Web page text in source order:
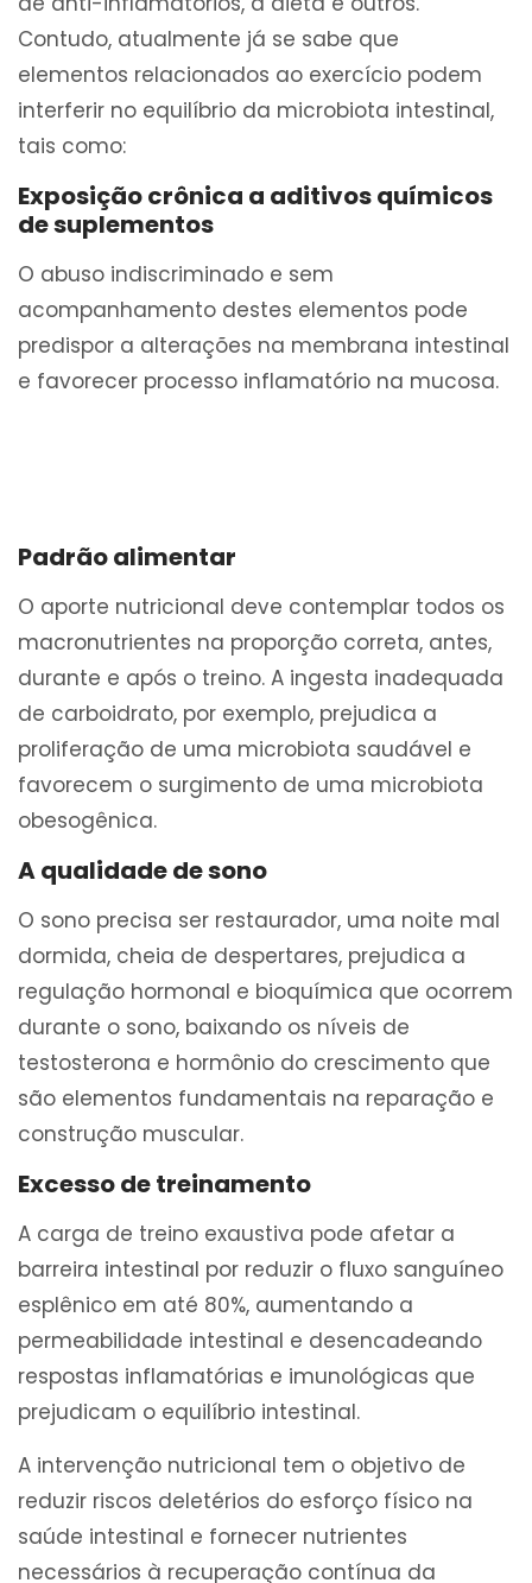
Contudo, atualmente já se sabe que
elementos relacionados ao exercício podem
interferir no equilíbrio da microbiota intestinal,
tais como:
Exposição crônica a aditivos químicos
de suplementos
O abuso indiscriminado e sem
acompanhamento destes elementos pode
predispor a alterações na membrana intestinal
e favorecer processo inflamatório na mucosa.
Padrão alimentar
O aporte nutricional deve contemplar todos os
macronutrientes na proporção correta, antes,
durante e após o treino. A ingesta inadequada
de carboidrato, por exemplo, prejudica a
proliferação de uma microbiota saudável e
favorecem o surgimento de uma microbiota
obesogênica.
A qualidade de sono
O sono precisa ser restaurador, uma noite mal
dormida, cheia de despertares, prejudica a
regulação hormonal e bioquímica que ocorrem
durante o sono, baixando os níveis de
testosterona e hormônio do crescimento que
são elementos fundamentais na reparação e
construção muscular.
Excesso de treinamento
A carga de treino exaustiva pode afetar a
barreira intestinal por reduzir o fluxo sanguíneo
esplênico em até 80%, aumentando a
permeabilidade intestinal e desencadeando
respostas inflamatórias e imunológicas que
prejudicam o equilíbrio intestinal.
A intervenção nutricional tem o objetivo de
reduzir riscos deletérios do esforço físico na
saúde intestinal e fornecer nutrientes
necessários à recuperação contínua da